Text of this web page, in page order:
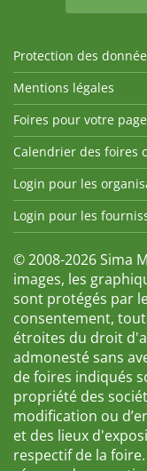
Protection des
Mentions légales
Foires pour votre
Calendrier des foires
Login pour les
Login pour les
© 2008-2026 Sima
images, les
sont protégés par
consentement,
étroites du droit
admonesté sans
de foires indiqués
propriété des
modification ou
et des lieux
respectif de la